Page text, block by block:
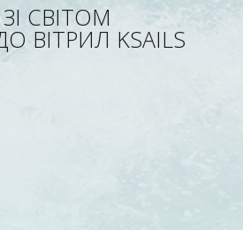
СВІТОМ
ВІТРИЛ KSAILS